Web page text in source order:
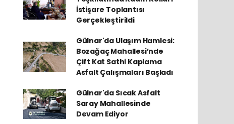
İstişare Toplantısı
Gerçekleştirildi
Gülnar'da Ulaşım Hamlesi:
Bozağaç Mahallesi’nde
Çift Kat Sathi Kaplama
Asfalt Çalışmaları Başladı
Gülnar'da Sıcak Asfalt
Saray Mahallesinde
Devam Ediyor